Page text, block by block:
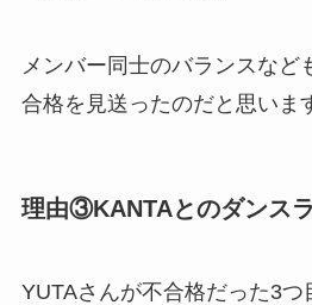
メンバー同士のバランスなど
合格を見送ったのだと思いま
理由③KANTAとのダンス
YUTAさんが不合格だった3つ